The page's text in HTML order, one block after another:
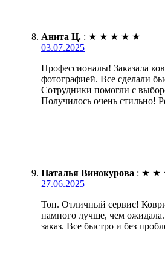
Анита Ц. : ★ ★ ★ ★ ★
03.07.2025
Профессионалы! Заказала
фотографией. Все сделали
Сотрудники помогли с
Получилось очень стильно!
Наталья Винокурова : ★ ★
27.06.2025
Топ. Отличный сервис!
намного лучше, чем
заказ. Все быстро и без